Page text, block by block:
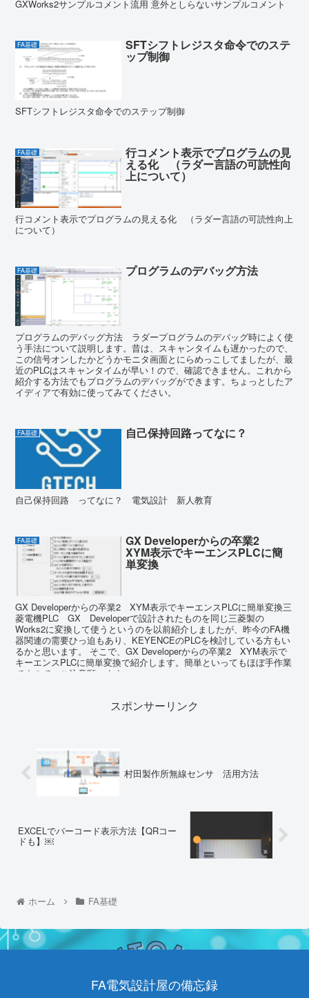
GXWorks2サンプルコメント流用 意外としらないサンプルコメント
FA基礎 SFTシフトレジスタ命令でのステ
ップ制御
SFTシフトレジスタ命令でのステップ制御
FA基礎 行コメント表示でプログラムの見
える化 （ラダー言語の可読性向
上について）
行コメント表示でプログラムの見える化 （ラダー言語の可読性向上
について）
FA基礎 プログラムのデバッグ方法
プログラムのデバッグ方法 ラダープログラムのデバッグ時によく使
う手法について説明します。昔は、スキャンタイムも遅かったので、
この信号オンしたかどうかモニタ画面とにらめっこしてましたが、最
近のPLCはスキャンタイムが早い！ので、確認できません。これから
紹介する方法でもプログラムのデバッグができます。ちょっとしたア
イディアで有効に使ってみてください。
FA基礎 自己保持回路ってなに？
自己保持回路 ってなに？ 電気設計 新人教育
FA基礎 GX Developerからの卒業2
XYM表示でキーエンスPLCに簡
単変換
GX Developerからの卒業2 XYM表示でキーエンスPLCに簡単変換三
菱電機PLC GX Developerで設計されたものを同じ三菱製の
Works2に変換して使うというのを以前紹介しましたが、昨今のFA機
器関連の需要ひっ迫もあり、KEYENCEのPLCを検討している方もい
るかと思います。 そこで、GX Developerからの卒業2 XYM表示で
キーエンスPLCに簡単変換で紹介します。簡単といってもほぼ手作業
ですので、ご注意願います。
スポンサーリンク
村田製作所無線センサ 活用方法
EXCELでバーコード表示方法【QRコー
ドも】￼
ホーム FA基礎
FA電気設計屋の備忘録